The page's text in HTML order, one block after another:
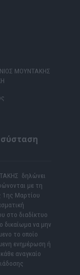
ΜΟΥΝΤΑΚΗΣ
δηλώνει
με τη
1ης Μαρτίου
στο διαδίκτυο
δικαίωμα να μην
το οποίο
ενημέρωση ή
αναγκαίο